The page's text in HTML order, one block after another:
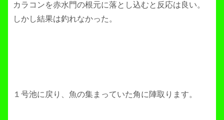
カラコンを赤水門の根元に落とし込むと反応は良い。
しかし結果は釣れなかった。
１号池に戻り、魚の集まっていた角に陣取ります。